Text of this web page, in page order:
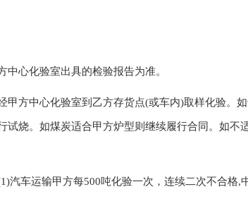
心化验室出具的检验报告为准。
方中心化验室到乙方存货点(或车内)取样化验。
试烧。如煤炭适合甲方炉型则继续履行合同。如不
车运输甲方每500吨化验一次，连续二次不合格,